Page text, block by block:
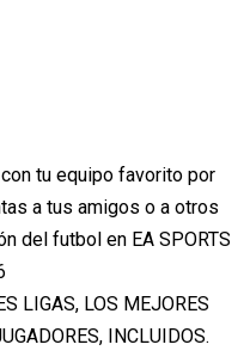
tu equipo favorito por
a tus amigos o a otros
del futbol en EA SPORTS
LIGAS, LOS MEJORES
INCLUIDOS.